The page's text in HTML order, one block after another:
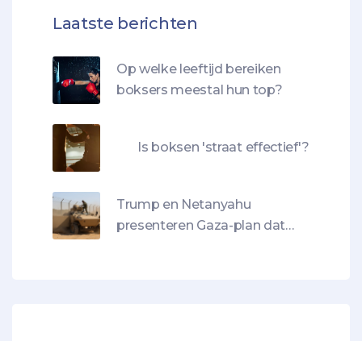
Laatste berichten
Op welke leeftijd bereiken
boksers meestal hun top?
Is boksen 'straat effectief'?
Trump en Netanyahu
presenteren Gaza-plan dat